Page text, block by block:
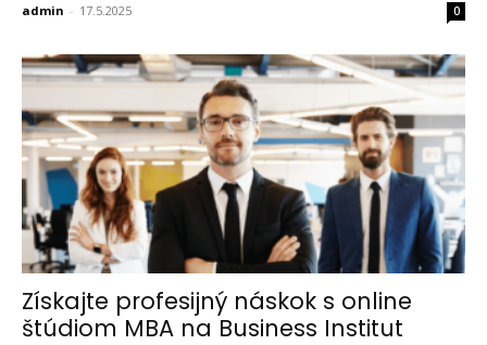
admin - 17.5.2025 0
Získajte profesijný náskok s online
štúdiom MBA na Business Institut